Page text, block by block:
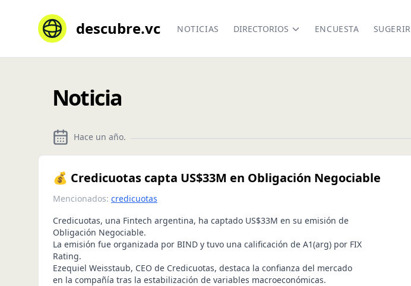
descubre.vc NOTICIAS DIRECTORIOS ENCUESTA SUGERIR
Noticia
Hace un año.
💰 Credicuotas capta US$33M en Obligación Negociable
Mencionados: credicuotas
Credicuotas, una Fintech argentina, ha captado US$33M en su emisión de
Obligación Negociable.
La emisión fue organizada por BIND y tuvo una calificación de A1(arg) por FIX
Rating.
Ezequiel Weisstaub, CEO de Credicuotas, destaca la confianza del mercado
en la compañía tras la estabilización de variables macroeconómicas.